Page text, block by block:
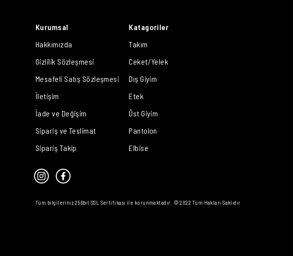
Kurumsal
Hakkımızda
Gizlilik Sözleşmesi
Mesafeli Satış Sözleşmesi
İletişim
İade ve Değişim
Sipariş ve Teslimat
Sipariş Takip
Katagoriler
Takım
Ceket/Yelek
Dış Giyim
Etek
Üst Giyim
Pantolon
Elbise
Tüm bilgileriniz 256bit SSL Sertifikası ile korunmaktadır. © 2022 Tüm Hakları Saklıdır